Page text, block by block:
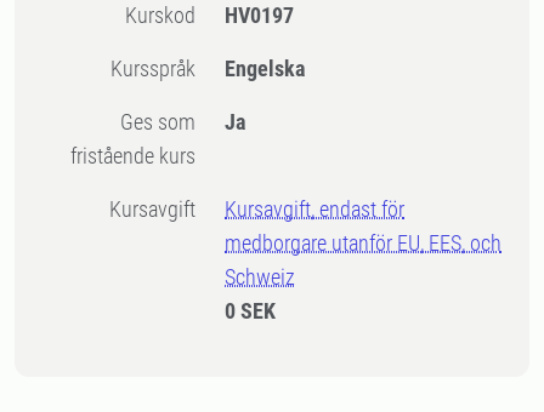
Kurskod HV0197
Kursspråk Engelska
Ges som
fristående kurs
Ja
Kursavgift
Kursavgift, endast för
medborgare utanför EU, EES, och
Schweiz
0 SEK